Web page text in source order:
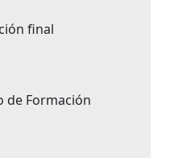
final
de Formación